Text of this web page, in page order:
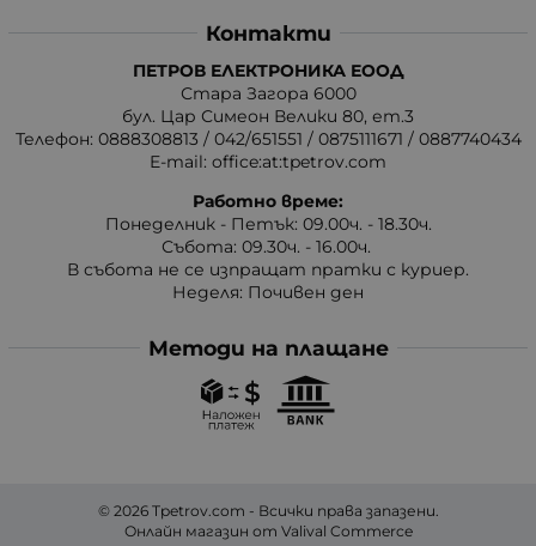
Контакти
ПЕТРОВ ЕЛЕКТРОНИКА ЕООД
Стара Загора 6000
бул. Цар Симеон Велики 80, ет.3
Телефон: 0888308813 / 042/651551 / 0875111671 / 0887740434
E-mail: office:at:tpetrov.com
Работно време:
Понеделник - Петък: 09.00ч. - 18.30ч.
Събота: 09.30ч. - 16.00ч.
В събота не се изпращат пратки с куриер.
Неделя: Почивен ден
Методи на плащане
© 2026 Tpetrov.com - Всички права запазени.
Онлайн магазин от Valival Commerce